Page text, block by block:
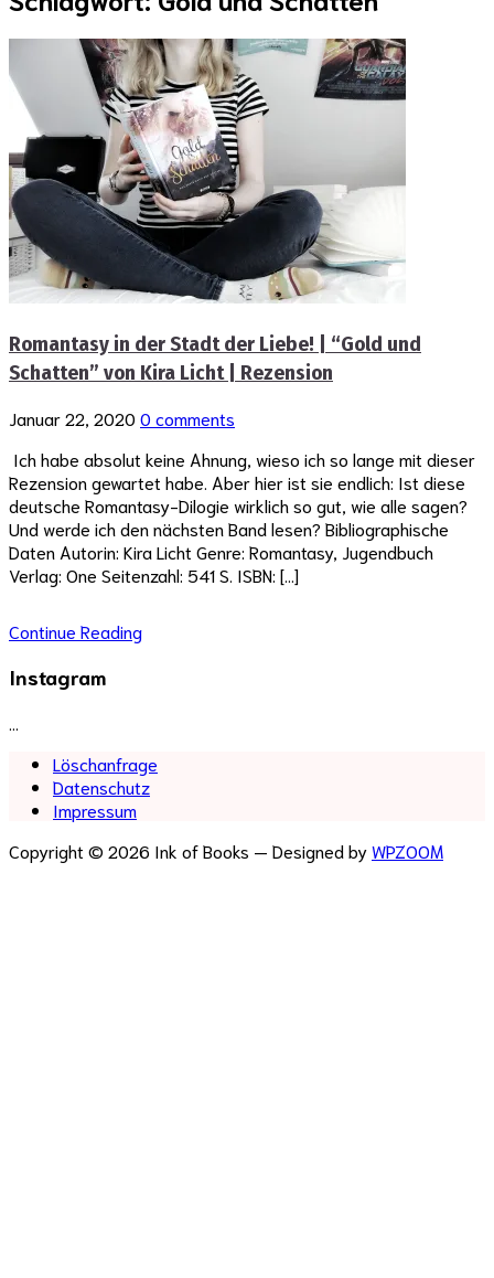
Romantasy in der Stadt der Liebe! | “Gold und
Schatten” von Kira Licht | Rezension
Januar 22, 2020 0 comments
Ich habe absolut keine Ahnung, wieso ich so lange mit dieser
Rezension gewartet habe. Aber hier ist sie endlich: Ist diese
deutsche Romantasy-Dilogie wirklich so gut, wie alle sagen?
Und werde ich den nächsten Band lesen? Bibliographische
Daten Autorin: Kira Licht Genre: Romantasy, Jugendbuch
Verlag: One Seitenzahl: 541 S. ISBN: […]
Continue Reading
Instagram
Löschanfrage
Datenschutz
Impressum
Copyright © 2026 Ink of Books — Designed byWPZOOM